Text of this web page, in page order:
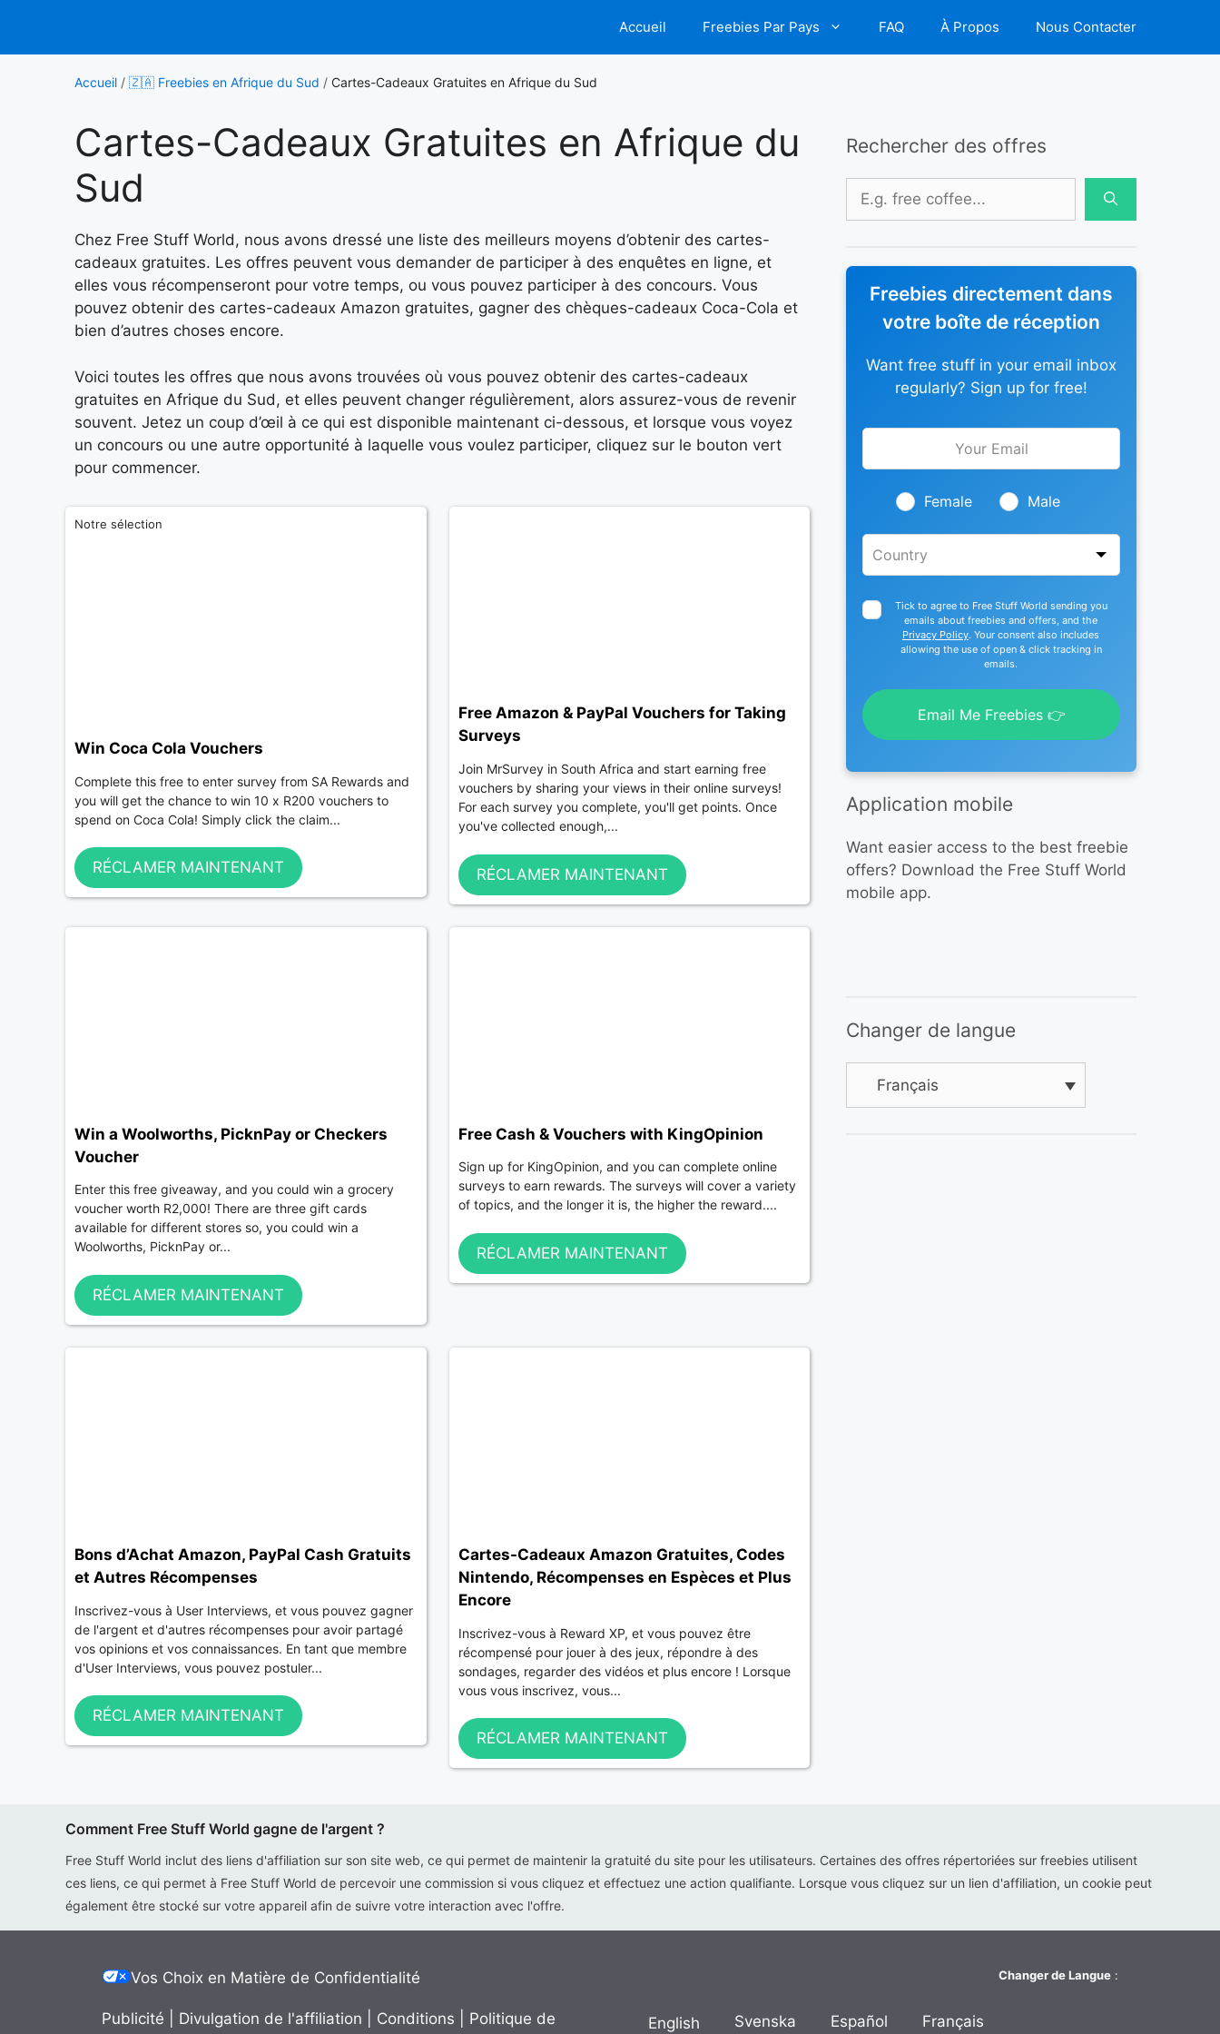
contenu
Accueil Freebies Par Pays FAQ À Propos Nous Contacter
Accueil / 🇿🇦 Freebies en Afrique du Sud / Cartes-Cadeaux Gratuites en Afrique du Sud
Cartes-Cadeaux Gratuites en Afrique du
Sud
Chez Free Stuff World, nous avons dressé une liste des meilleurs moyens d’obtenir des cartes-
cadeaux gratuites. Les offres peuvent vous demander de participer à des enquêtes en ligne, et
elles vous récompenseront pour votre temps, ou vous pouvez participer à des concours. Vous
pouvez obtenir des cartes-cadeaux Amazon gratuites, gagner des chèques-cadeaux Coca-Cola et
bien d’autres choses encore.
Voici toutes les offres que nous avons trouvées où vous pouvez obtenir des cartes-cadeaux
gratuites en Afrique du Sud, et elles peuvent changer régulièrement, alors assurez-vous de revenir
souvent. Jetez un coup d’œil à ce qui est disponible maintenant ci-dessous, et lorsque vous voyez
un concours ou une autre opportunité à laquelle vous voulez participer, cliquez sur le bouton vert
pour commencer.
Notre sélection
Win Coca Cola Vouchers
Complete this free to enter survey from SA Rewards and
you will get the chance to win 10 x R200 vouchers to
spend on Coca Cola! Simply click the claim...
RÉCLAMER MAINTENANT
Free Amazon & PayPal Vouchers for Taking
Surveys
Join MrSurvey in South Africa and start earning free
vouchers by sharing your views in their online surveys!
For each survey you complete, you'll get points. Once
you've collected enough,...
RÉCLAMER MAINTENANT
Win a Woolworths, PicknPay or Checkers
Voucher
Enter this free giveaway, and you could win a grocery
voucher worth R2,000! There are three gift cards
available for different stores so, you could win a
Woolworths, PicknPay or...
RÉCLAMER MAINTENANT
Free Cash & Vouchers with KingOpinion
Sign up for KingOpinion, and you can complete online
surveys to earn rewards. The surveys will cover a variety
of topics, and the longer it is, the higher the reward....
RÉCLAMER MAINTENANT
Bons d’Achat Amazon, PayPal Cash Gratuits
et Autres Récompenses
Inscrivez-vous à User Interviews, et vous pouvez gagner
de l'argent et d'autres récompenses pour avoir partagé
vos opinions et vos connaissances. En tant que membre
d'User Interviews, vous pouvez postuler...
RÉCLAMER MAINTENANT
Cartes-Cadeaux Amazon Gratuites, Codes
Nintendo, Récompenses en Espèces et Plus
Encore
Inscrivez-vous à Reward XP, et vous pouvez être
récompensé pour jouer à des jeux, répondre à des
sondages, regarder des vidéos et plus encore ! Lorsque
vous vous inscrivez, vous...
RÉCLAMER MAINTENANT
Rechercher des offres
Rechercher :
Freebies directement dans
votre boîte de réception
Want free stuff in your email inbox
regularly? Sign up for free!
Leave
blank
Female Male
Tick to agree to Free Stuff World sending you
emails about freebies and offers, and the
Privacy Policy. Your consent also includes
allowing the use of open & click tracking in
emails.
Email Me Freebies 👉
Application mobile
Want easier access to the best freebie
offers? Download the Free Stuff World
mobile app.
Changer de langue
Français
Comment Free Stuff World gagne de l'argent ?
Free Stuff World inclut des liens d'affiliation sur son site web, ce qui permet de maintenir la gratuité du site pour les utilisateurs. Certaines des offres répertoriées sur freebies utilisent
ces liens, ce qui permet à Free Stuff World de percevoir une commission si vous cliquez et effectuez une action qualifiante. Lorsque vous cliquez sur un lien d'affiliation, un cookie peut
également être stocké sur votre appareil afin de suivre votre interaction avec l'offre.
Vos Choix en Matière de Confidentialité
Publicité Divulgation de l'affiliation Conditions
Politique de
Changer de Langue :
English Svenska Español Français